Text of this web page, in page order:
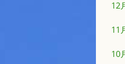
12
11
10